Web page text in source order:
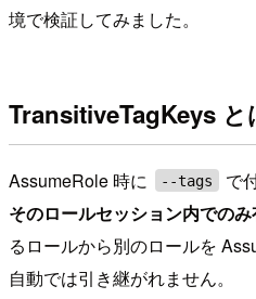
境で検証してみました。
TransitiveTagKeys と
AssumeRole 時に --tags
で
そのロールセッション内でのみ
るロールから別のロールを
自動では引き継がれません。